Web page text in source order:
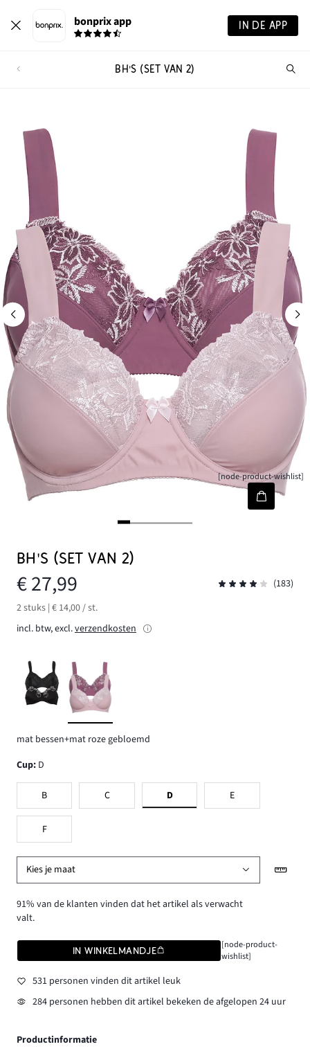
bonprix app IN DE APP
BH'S (SET VAN 2)
[node-product-wishlist]
BH'S (SET VAN 2)
€ 27,99
(183)
2 stuks | € 14,00 / st.
incl. btw, excl.verzendkosten
mat bessen+mat roze gebloemd
Cup: D
B C D E
F
Kies je maat
91% van de klanten vinden dat het artikel als verwacht
valt.
IN WINKELMANDJE
[node-product-
wishlist]
531 personen vinden dit artikel leuk
284 personen hebben dit artikel bekeken de afgelopen 24 uur
Productinformatie